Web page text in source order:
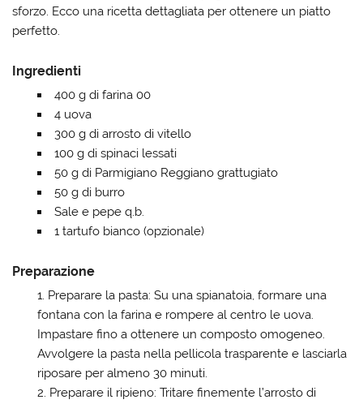
sforzo. Ecco una ricetta dettagliata per ottenere un piatto
perfetto.
Ingredienti
400 g di farina 00
4 uova
300 g di arrosto di vitello
100 g di spinaci lessati
50 g di Parmigiano Reggiano grattugiato
50 g di burro
Sale e pepe q.b.
1 tartufo bianco (opzionale)
Preparazione
Preparare la pasta: Su una spianatoia, formare una
fontana con la farina e rompere al centro le uova.
Impastare fino a ottenere un composto omogeneo.
Avvolgere la pasta nella pellicola trasparente e lasciarla
riposare per almeno 30 minuti.
Preparare il ripieno: Tritare finemente l’arrosto di